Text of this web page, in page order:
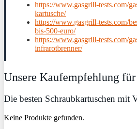
https://www.gasgrill-tests.com/
kartusche/
https://www.gasgrill-tests.com/
bis-500-euro/
https://www.gasgrill-tests.com/
infrarotbrenner/
Unsere Kaufempfehlung für
Die besten Schraubkartuschen mit
Keine Produkte gefunden.